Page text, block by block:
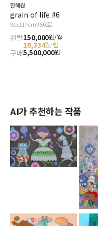
한혜원
grain of life #6
91x117cm (50호)
렌탈150,000원/월
16,334원/월
구매5,500,000원
AI가 추천하는 작품